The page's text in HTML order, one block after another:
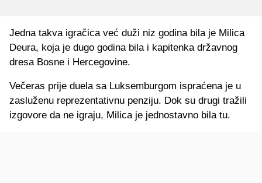
Jedna takva igračica već duži niz godina bila je Milica
Deura, koja je dugo godina bila i kapitenka državnog
dresa Bosne i Hercegovine.
Večeras prije duela sa Luksemburgom ispraćena je u
zasluženu reprezentativnu penziju. Dok su drugi tražili
izgovore da ne igraju, Milica je jednostavno bila tu.